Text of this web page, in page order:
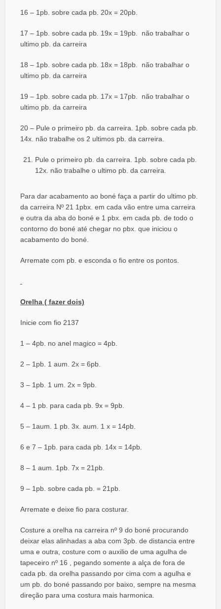
16 – 1pb. sobre cada pb. 20x = 20pb.
17 – 1pb. sobre cada pb. 19x = 19pb. não trabalhar o
ultimo pb. da carreira
18 – 1pb. sobre cada pb. 18x = 18pb. não trabalhar o
ultimo pb. da carreira
19 – 1pb. sobre cada pb. 17x = 17pb. não trabalhar o
ultimo pb. da carreira
20 – Pule o primeiro pb. da carreira. 1pb. sobre cada pb.
14x. não trabalhe os 2 ultimos pb. da carreira.
Pule o primeiro pb. da carreira. 1pb. sobre cada pb.
12x. não trabalhe o ultimo pb. da carreira.
Para dar acabamento ao boné faça a partir do ultimo pb.
da carreira Nº 21 1pbx. em cada vão entre uma carreira
e outra da aba do boné e 1 pbx. em cada pb. de todo o
contorno do boné até chegar no pbx. que iniciou o
acabamento do boné.
Arremate com pb. e esconda o fio entre os pontos.
Orelha ( fazer dois)
Inicie com fio 2137
1 – 4pb. no anel magico = 4pb.
2 – 1pb. 1 aum. 2x = 6pb.
3 – 1pb. 1 um. 2x = 9pb.
4 – 1 pb. para cada pb. 9x = 9pb.
5 – 1aum. 1 pb. 3x. aum. 1 x = 14pb.
6 e 7 – 1pb. para cada pb. 14x = 14pb.
8 – 1 aum. 1pb. 7x = 21pb.
9 – 1pb. sobre cada pb. = 21pb.
Arremate e deixe fio para costurar.
Costure a orelha na carreira nº 9 do boné procurando
deixar elas alinhadas a aba com 3pb. de distancia entre
uma e outra, costure com o auxilio de uma agulha de
tapeceiro nº 16 , pegando somente a alça de fora de
cada pb. da orelha passando por cima com a agulha e
um pb. do boné passando por baixo, sempre na mesma
direção para uma costura mais harmonica.